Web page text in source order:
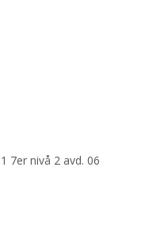
7er nivå 2 avd. 06